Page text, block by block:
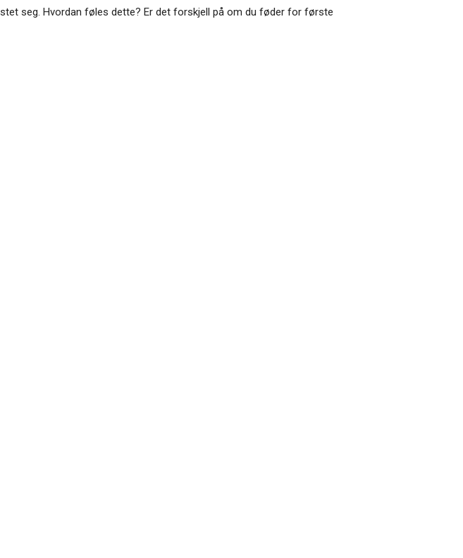
seg. Hvordan føles dette? Er det forskjell på om du føder for første